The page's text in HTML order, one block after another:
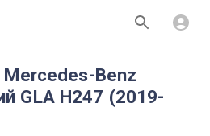
Benz
GLA H247 (2019-